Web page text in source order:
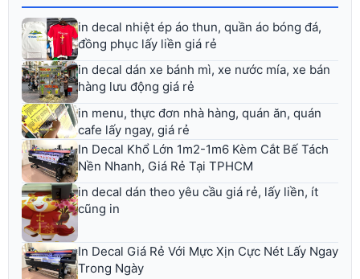
in decal nhiệt ép áo thun, quần áo bóng đá,
đồng phục lấy liền giá rẻ
in decal dán xe bánh mì, xe nước mía, xe bán
hàng lưu động giá rẻ
in menu, thực đơn nhà hàng, quán ăn, quán
cafe lấy ngay, giá rẻ
In Decal Khổ Lớn 1m2-1m6 Kèm Cắt Bế Tách
Nền Nhanh, Giá Rẻ Tại TPHCM
in decal dán theo yêu cầu giá rẻ, lấy liền, ít
cũng in
In Decal Giá Rẻ Với Mực Xịn Cực Nét Lấy Ngay
Trong Ngày